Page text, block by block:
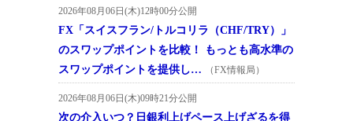
2026年08月06日(木)12時00分公開
FX「スイスフラン/トルコリラ（CHF/TRY）」
のスワップポイントを比較！ もっとも高水準の
スワップポイントを提供し…
（FX情報局）
2026年08月06日(木)09時21分公開
次の介入いつ？日銀利上げペース上げざるを得